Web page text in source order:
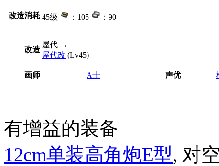
改造消耗 45级 ：105 ：90
改造
屋代 →
屋代改 (Lv45)
画师 A士 声优
有增益的装备
12cm单装高角炮E型, 对